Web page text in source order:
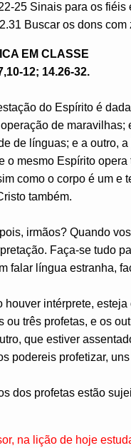
25 Sinais para os fiéis
Buscar os dons com
EM CLASSE
12; 14.26-32.
do Espírito é
de
de línguas; e a outro,
o mesmo Espírito
como o corpo é um e
também.
irmãos? Quando
Faça-se tudo
falar língua estranha,
houver intérprete,
ou três profetas, e os
que estiver
podereis profetizar,
dos profetas estão
na lição de hoje